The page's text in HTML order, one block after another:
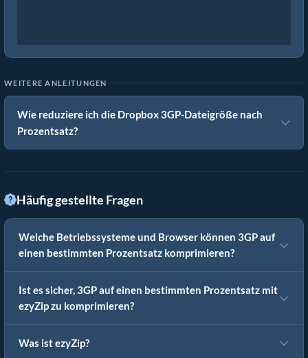
WEITERE ANLEITUNGEN
Wie reduziere ich die Dropbox 3GP-Dateigröße nach
Prozentsatz?
Häufig gestellte Fragen
Welche Betriebssysteme und Browser können 3GP auf
einen bestimmten Prozentsatz komprimieren?
Ist es sicher, 3GP auf einen bestimmten Prozentsatz mit
ezyZip zu komprimieren?
Was ist ezyZip?